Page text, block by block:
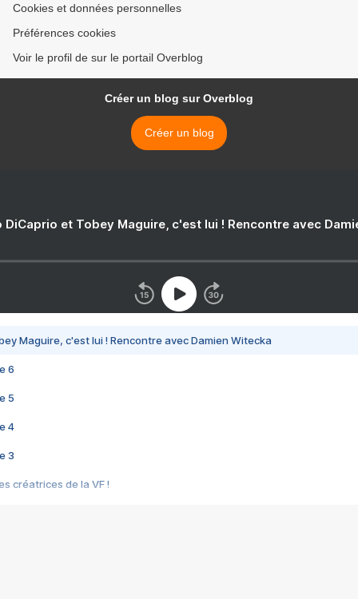
Cookies et données personnelles
Préférences cookies
Voir le profil de sur le portail Overblog
Créer un blog sur Overblog
Créer un blog
DiCaprio et Tobey Maguire, c'est lui ! Rencontre avec
Maguire, c'est lui ! Rencontre avec Damien Witecka
6
5
4
3
créatrices de la VF !